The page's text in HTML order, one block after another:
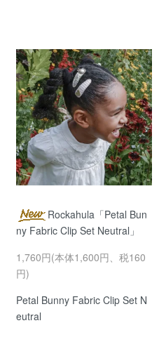
Rockahula「Petal Bun
ny Fabric Clip Set Neutral」
1,760円(本体1,600円、税160
円)
Petal Bunny Fabric Clip Set N
eutral